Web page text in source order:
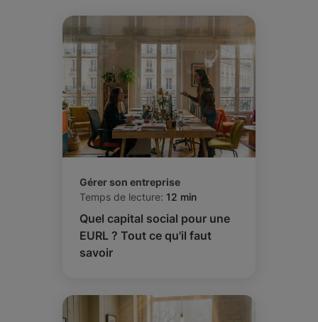
Gérer son entreprise
Temps de lecture: 12 min
Quel capital social pour une
EURL ? Tout ce qu'il faut
savoir